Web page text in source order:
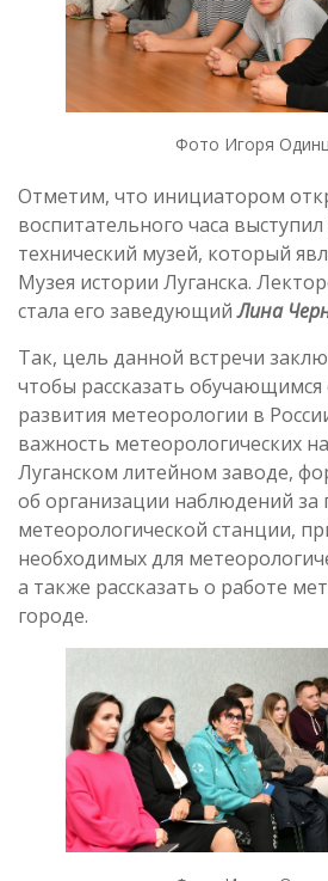
Фото Игоря
Отметим, что инициатором
воспитательного часа
технический музей, который
Музея истории Луганска.
стала его заведующийЛина
Так, цель данной встречи
чтобы рассказать обучающимся
развития метеорологии в
важность метеорологических
Луганском литейном заводе,
об организации наблюдений за
метеорологической станции,
необходимых для
а также рассказать о работе
городе.